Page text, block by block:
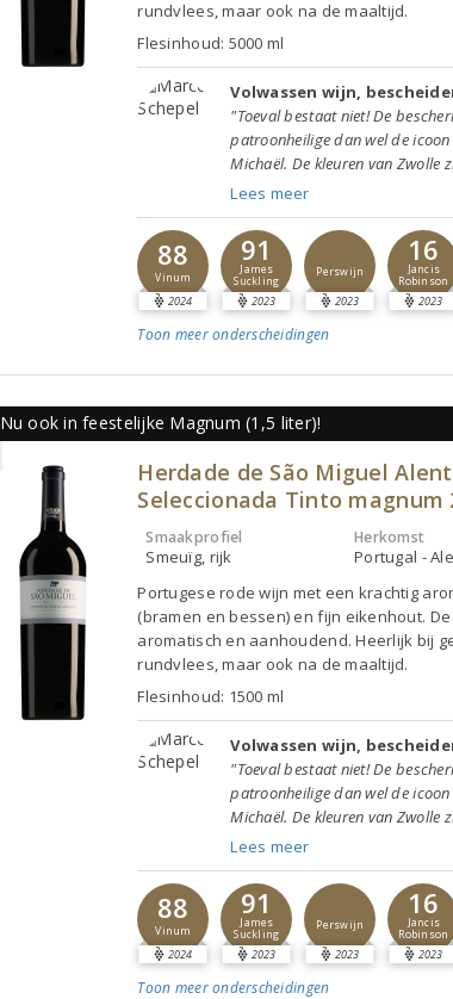
rundvlees, maar ook na de maaltijd.
Flesinhoud: 5000 ml
Volwassen wijn,
"Toeval bestaat niet! De
patroonheilige dan wel de
Michaël. De kleuren van Zwolle
Lees meer
88
Vinum
2024
91
James
Suckling
2023
Perswijn
2023
16
Jancis
Robinson
2023
Toon meeronderscheidingen
Nu ook in feestelijke Magnum (1,5 liter)!
Herdade de São Miguel
Seleccionada Tinto magnum
Smaakprofiel
Smeuïg, rijk
Herkomst
Portugal -
Portugese rode wijn met een krachtig
(bramen en bessen) en fijn eikenhout.
aromatisch en aanhoudend. Heerlijk bij
rundvlees, maar ook na de maaltijd.
Flesinhoud: 1500 ml
Volwassen wijn,
"Toeval bestaat niet! De
patroonheilige dan wel de
Michaël. De kleuren van Zwolle
Lees meer
88
Vinum
2024
91
James
Suckling
2023
Perswijn
2023
16
Jancis
Robinson
2023
Toon meeronderscheidingen